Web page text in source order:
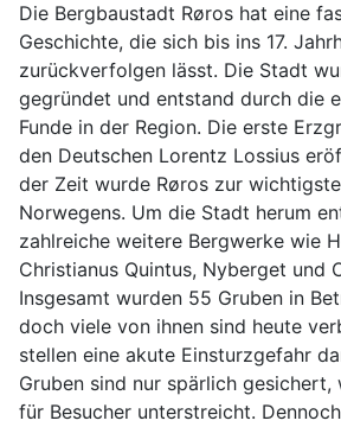
Die Bergbaustadt Røros hat eine
Geschichte, die sich bis ins 17.
zurückverfolgen lässt. Die Stadt
gegründet und entstand durch die
Funde in der Region. Die erste
den Deutschen Lorentz Lossius
der Zeit wurde Røros zur
Norwegens. Um die Stadt herum
zahlreiche weitere Bergwerke wie
Christianus Quintus, Nyberget und
Insgesamt wurden 55 Gruben in
doch viele von ihnen sind heute
stellen eine akute Einsturzgefahr
Gruben sind nur spärlich gesichert,
für Besucher unterstreicht.